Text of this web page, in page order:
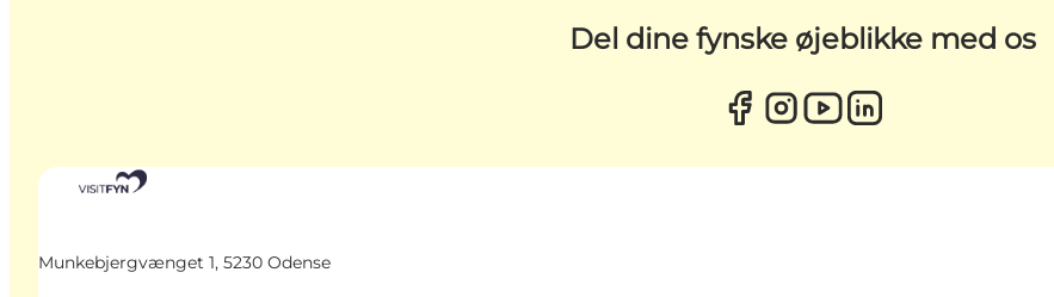
Del dine fynske øjeblikke med os
Munkebjergvænget 1, 5230 Odense